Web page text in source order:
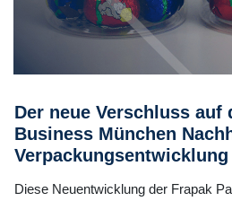
Der neue Verschluss auf
Business München
Verpackungsentwicklung
Diese Neuentwicklung der Frapak